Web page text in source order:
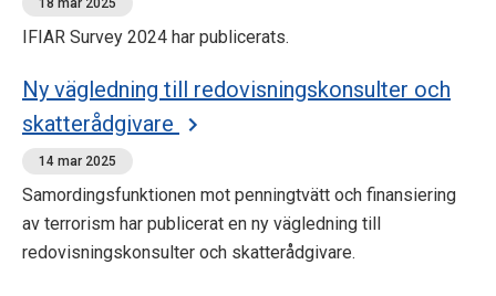
IFIAR Survey 2024 har publicerats.
Ny vägledning till redovisningskonsulter och
skatterådgivare
14 mar 2025
Samordingsfunktionen mot penningtvätt och finansiering
av terrorism har publicerat en ny vägledning till
redovisningskonsulter och skatterådgivare.